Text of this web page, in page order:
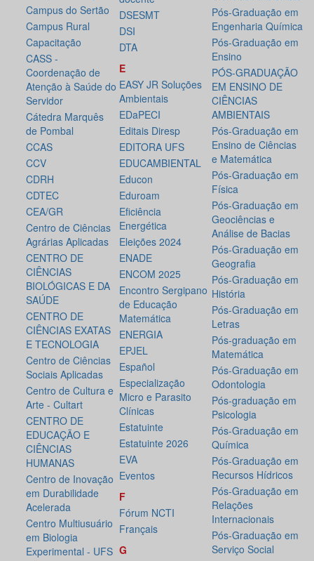
Campus do Sertão
Campus Rural
Capacitação
CASS -
Coordenação de
Atenção à Saúde do
Servidor
Cátedra Marquês
de Pombal
CCAS
CCV
CDRH
CDTEC
CEA/GR
Centro de Ciências
Agrárias Aplicadas
CENTRO DE
CIÊNCIAS
BIOLÓGICAS E DA
SAÚDE
CENTRO DE
CIÊNCIAS EXATAS
E TECNOLOGIA
Centro de Ciências
Sociais Aplicadas
Centro de Cultura e
Arte - Cultart
CENTRO DE
EDUCAÇÃO E
CIÊNCIAS
HUMANAS
Centro de Inovação
em Durabilidade
Acelerada
Centro Multiusuário
em Biologia
Experimental - UFS
DSESMT
DSI
DTA
E
EASY JR Soluções
Ambientais
EDaPECI
Editais Diresp
EDITORA UFS
EDUCAMBIENTAL
Educon
Eduroam
Eficiência
Energética
Eleições 2024
ENADE
ENCOM 2025
Encontro Sergipano
de Educação
Matemática
ENERGIA
EPJEL
Español
Especialização
Micro e Parasito
Clínicas
Estatuinte
Estatuinte 2026
EVA
Eventos
F
Fórum NCTI
Français
G
Pós-Graduação em
Engenharia Química
Pós-Graduação em
Ensino
PÓS-GRADUAÇÃO
EM ENSINO DE
CIÊNCIAS
AMBIENTAIS
Pós-Graduação em
Ensino de Ciências
e Matemática
Pós-Graduação em
Física
Pós-Graduação em
Geociências e
Análise de Bacias
Pós-Graduação em
Geografia
Pós-Graduação em
História
Pós-Graduação em
Letras
Pós-graduação em
Matemática
Pós-Graduação em
Odontologia
Pós-graduação em
Psicologia
Pós-Graduação em
Química
Pós-Graduação em
Recursos Hídricos
Pós-Graduação em
Relações
Internacionais
Pós-Graduação em
Serviço Social